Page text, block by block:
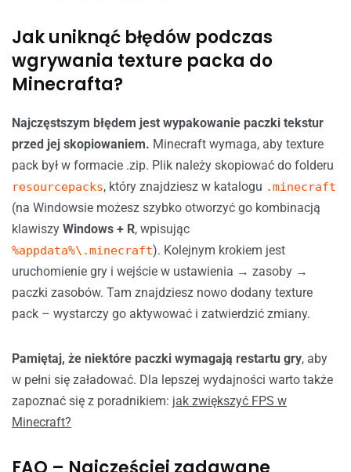
Jak uniknąć błędów podczas
wgrywania texture packa do
Minecrafta?
Najczęstszym błędem jest wypakowanie paczki tekstur
przed jej skopiowaniem. Minecraft wymaga, aby texture
pack był w formacie .zip. Plik należy skopiować do folderu
resourcepacks, który znajdziesz w katalogu .minecraft
(na Windowsie możesz szybko otworzyć go kombinacją
klawiszy Windows + R, wpisując
%appdata%\.minecraft). Kolejnym krokiem jest
uruchomienie gry i wejście w ustawienia → zasoby →
paczki zasobów. Tam znajdziesz nowo dodany texture
pack – wystarczy go aktywować i zatwierdzić zmiany.
Pamiętaj, że niektóre paczki wymagają restartu gry, aby
w pełni się załadować. Dla lepszej wydajności warto także
zapoznać się z poradnikiem: jak zwiększyć FPS w
Minecraft?